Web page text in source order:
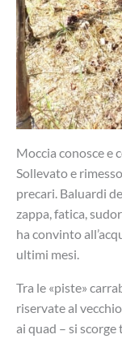
Moccia conosce e
Sollevato e
precari. Baluardi
zappa, fatica,
ha convinto
ultimi mesi.
Tra le «piste»
riservate al
ai quad – si